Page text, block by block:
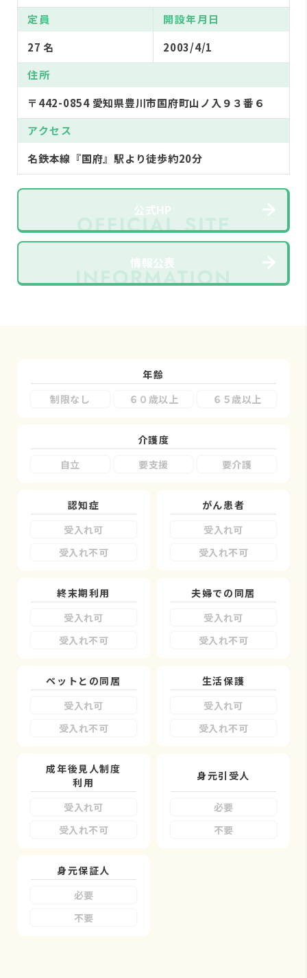
定員
27 名
開設年月日
2003/4/1
住所
〒442-0854 愛知県豊川市国府町山ノ入９３番６
アクセス
名鉄本線『国府』駅より徒歩約20分
公式HP
情報公表
年齢
制限なし
６０歳以上 ６５歳以上
介護度
自立
要支援 要介護
認知症
受入れ可
受入れ不可
がん患者
受入れ可
受入れ不可
終末期利用
受入れ可
受入れ不可
夫婦での同居
受入れ可
受入れ不可
ペットとの同居
受入れ可
受入れ不可
生活保護
受入れ可
受入れ不可
成年後見人制度
利用
受入れ可
受入れ不可
身元引受人
必要
不要
身元保証人
必要
不要